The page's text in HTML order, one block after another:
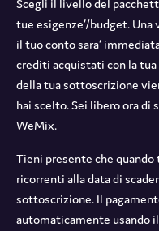
Scegli il livello del
tue esigenze’/budget.
il tuo conto sara’
crediti acquistati con la
della tua sottoscrizione
hai scelto. Sei libero ora
WeMix.
Tieni presente che
ricorrenti alla data di
sottoscrizione. Il
automaticamente usando